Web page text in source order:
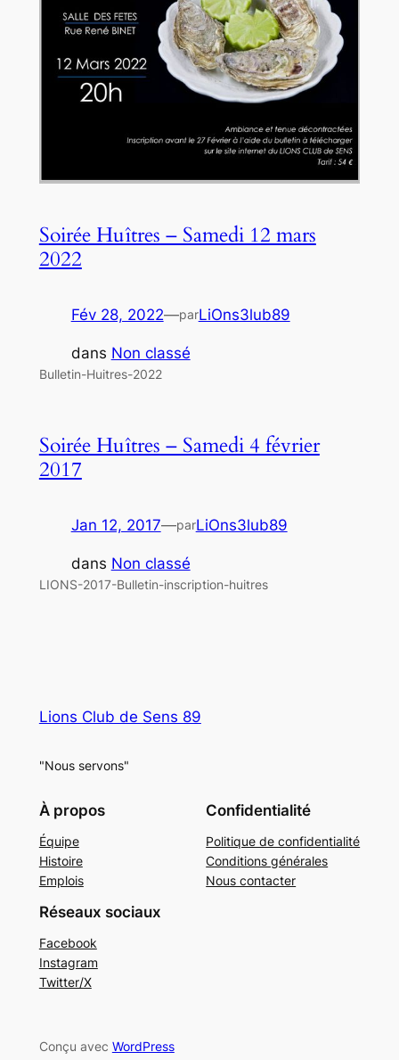
Soirée Huîtres – Samedi 12 mars
2022
Fév 28, 2022—parLiOns3lub89
dans Non classé
Bulletin-Huitres-2022
Soirée Huîtres – Samedi 4 février
2017
Jan 12, 2017—parLiOns3lub89
dans Non classé
LIONS-2017-Bulletin-inscription-huitres
Lions Club de Sens 89
"Nous servons"
À propos
Équipe
Histoire
Emplois
Confidentialité
Politique de confidentialité
Conditions générales
Nous contacter
Réseaux sociaux
Facebook
Instagram
Twitter/X
Conçu avec WordPress